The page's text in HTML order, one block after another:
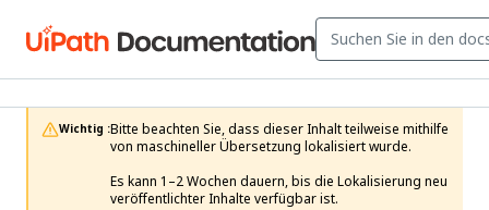
Wichtig :Bitte beachten Sie, dass dieser Inhalt teilweise mithilfe
von maschineller Übersetzung lokalisiert wurde.
Es kann 1–2 Wochen dauern, bis die Lokalisierung neu
veröffentlichter Inhalte verfügbar ist.